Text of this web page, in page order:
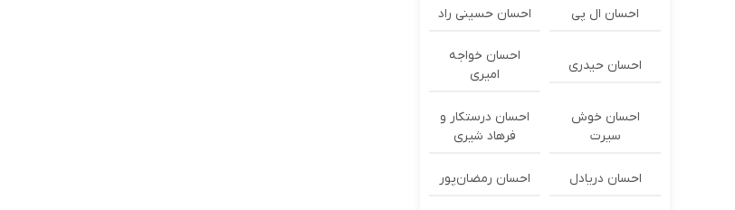
احسان ال پی احسان حسینی راد
احسان حیدری
احسان خواجه
امیری
احسان خوش
سیرت
احسان درستكار و
فرهاد شيرى
احسان دریادل احسان رمضان‌پور